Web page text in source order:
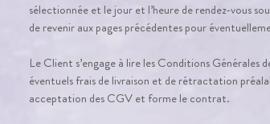
sélectionnée et le jour et l’heure de rendez-vous
de revenir aux pages précédentes pour
Le Client s’engage à lire les Conditions
éventuels frais de livraison et de rétractation
acceptation des CGV et forme le contrat.